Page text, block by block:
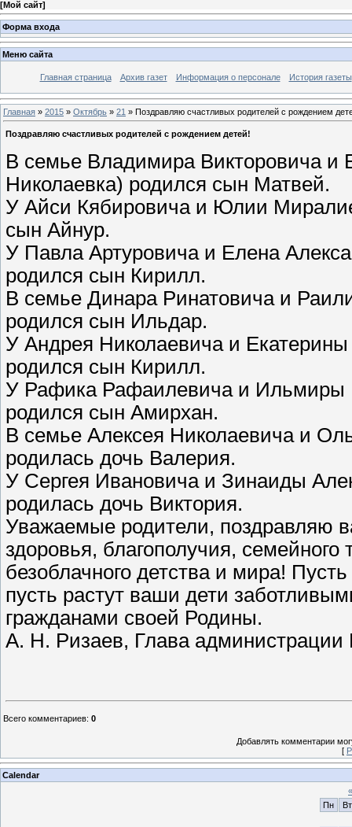
[Мой сайт]
Форма входа
Меню сайта
Главная страница Архив газет Информация о персонале История газеты
Главная » 2015 » Октябрь » 21 » Поздравляю счастливых родителей с рождением
Поздравляю счастливых родителей с рождением детей!
В семье Владимира Викторовича
Николаевка) родился сын Матвей.
У Айси Кябировича и Юлии
сын Айнур.
У Павла Артуровича и Елена
родился сын Кирилл.
В семье Динара Ринатовича и
родился сын Ильдар.
У Андрея Николаевича и
родился сын Кирилл.
У Рафика Рафаилевича и Ильмиры
родился сын Амирхан.
В семье Алексея Николаевича и
родилась дочь Валерия.
У Сергея Ивановича и Зинаиды
родилась дочь Виктория.
Уважаемые родители, поздравляю
здоровья, благополучия,
безоблачного детства и мира!
пусть растут ваши дети
гражданами своей Родины.
А. Н. Ризаев, Глава
Всего комментариев: 0
Добавлять комментарии
[
Calendar
«
Пн
Вт